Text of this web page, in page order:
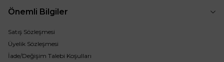
Önemli Bilgiler
Satış Sözleşmesi
Üyelik Sözleşmesi
İade/Değişim Talebi Koşulları